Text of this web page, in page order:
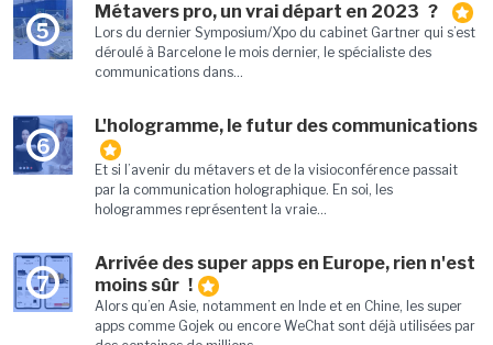
5
Métavers pro, un vrai départ en 2023 ?
Lors du dernier Symposium/Xpo du cabinet Gartner qui s’est
déroulé à Barcelone le mois dernier, le spécialiste des
communications dans...
6
L'hologramme, le futur des communications
Et si l’avenir du métavers et de la visioconférence passait
par la communication holographique. En soi, les
hologrammes représentent la vraie...
7
Arrivée des super apps en Europe, rien n'est
moins sûr !
Alors qu’en Asie, notamment en Inde et en Chine, les super
apps comme Gojek ou encore WeChat sont déjà utilisées par